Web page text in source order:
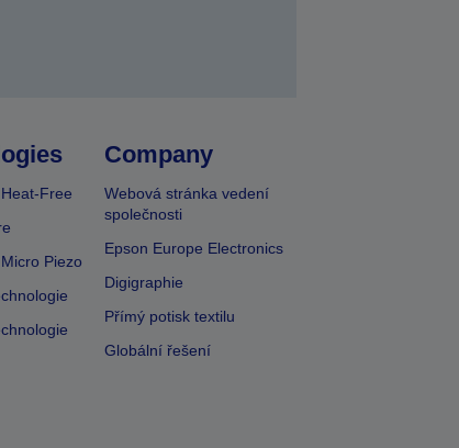
Free
Piezo
Company
Webová stránka vedení
společnosti
Epson Europe Electronics
Digigraphie
Přímý potisk textilu
Globální řešení